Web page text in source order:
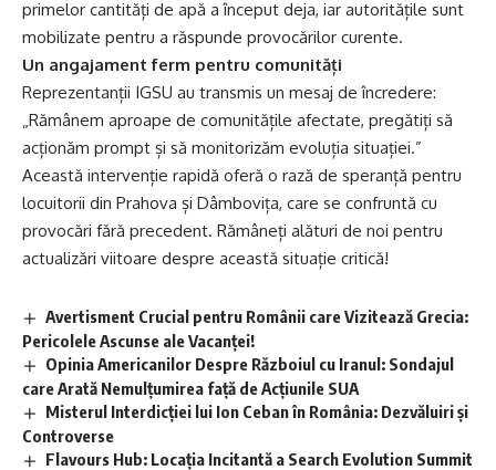
primelor cantități de apă a început deja, iar autoritățile sunt
mobilizate pentru a răspunde provocărilor curente.
Un angajament ferm pentru comunități
Reprezentanții IGSU au transmis un mesaj de încredere:
„Rămânem aproape de comunitățile afectate, pregătiți să
acționăm prompt și să monitorizăm evoluția situației.”
Această intervenție rapidă oferă o rază de speranță pentru
locuitorii din Prahova și Dâmbovița, care se confruntă cu
provocări fără precedent. Rămâneți alături de noi pentru
actualizări viitoare despre această situație critică!
Avertisment Crucial pentru Românii care Vizitează Grecia:
Pericolele Ascunse ale Vacanței!
Opinia Americanilor Despre Războiul cu Iranul: Sondajul
care Arată Nemulțumirea față de Acțiunile SUA
Misterul Interdicției lui Ion Ceban în România: Dezvăluiri și
Controverse
Flavours Hub: Locația Incitantă a Search Evolution Summit